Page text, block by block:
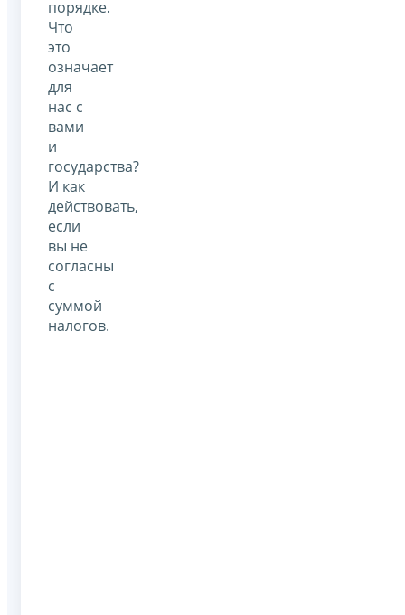
порядке.
Что
это
означает
для
нас с
вами
и
государства?
И как
действовать,
если
вы не
согласны
с
суммой
налогов.